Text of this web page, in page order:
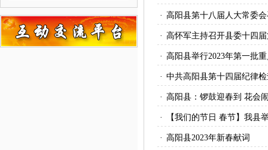
· 高阳县第十八届人大常委
· 高怀军主持召开县委十四
· 高阳县举行2023年第一批
· 中共高阳县第十四届纪律
· 高阳县：锣鼓迎春到 花会
· 【我们的节日 春节】我县
· 高阳县2023年新春献词